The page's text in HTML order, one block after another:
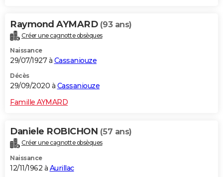
Raymond AYMARD (93 ans)
Créer une cagnotte obsèques
Naissance
29/07/1927 à Cassaniouze
Décès
29/09/2020 à Cassaniouze
Famille AYMARD
Daniele ROBICHON (57 ans)
Créer une cagnotte obsèques
Naissance
12/11/1962 à Aurillac